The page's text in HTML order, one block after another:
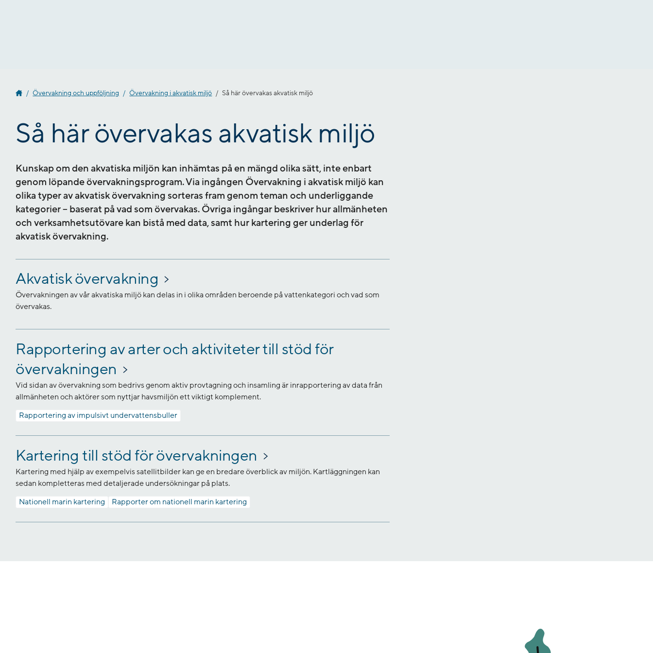
Övervakning och uppföljning Övervakning i akvatisk miljö Så här övervakas akvatisk miljö
Så här övervakas akvatisk miljö
Kunskap om den akvatiska miljön kan inhämtas på en mängd olika sätt, inte enbart
genom löpande övervakningsprogram. Via ingången Övervakning i akvatisk miljö kan
olika typer av akvatisk övervakning sorteras fram genom teman och underliggande
kategorier – baserat på vad som övervakas. Övriga ingångar beskriver hur allmänheten
och verksamhetsutövare kan bistå med data, samt hur kartering ger underlag för
akvatisk övervakning.
Akvatisk övervakning
Övervakningen av vår akvatiska miljö kan delas in i olika områden beroende på vattenkategori och vad som
övervakas.
Rapportering av arter och aktiviteter till stöd för
övervakningen
Vid sidan av övervakning som bedrivs genom aktiv provtagning och insamling är inrapportering av data från
allmänheten och aktörer som nyttjar havsmiljön ett viktigt komplement.
Rapportering av impulsivt undervattensbuller
Kartering till stöd för övervakningen
Kartering med hjälp av exempelvis satellitbilder kan ge en bredare överblick av miljön. Kartläggningen kan
sedan kompletteras med detaljerade undersökningar på plats.
Nationell marin kartering
Rapporter om nationell marin kartering